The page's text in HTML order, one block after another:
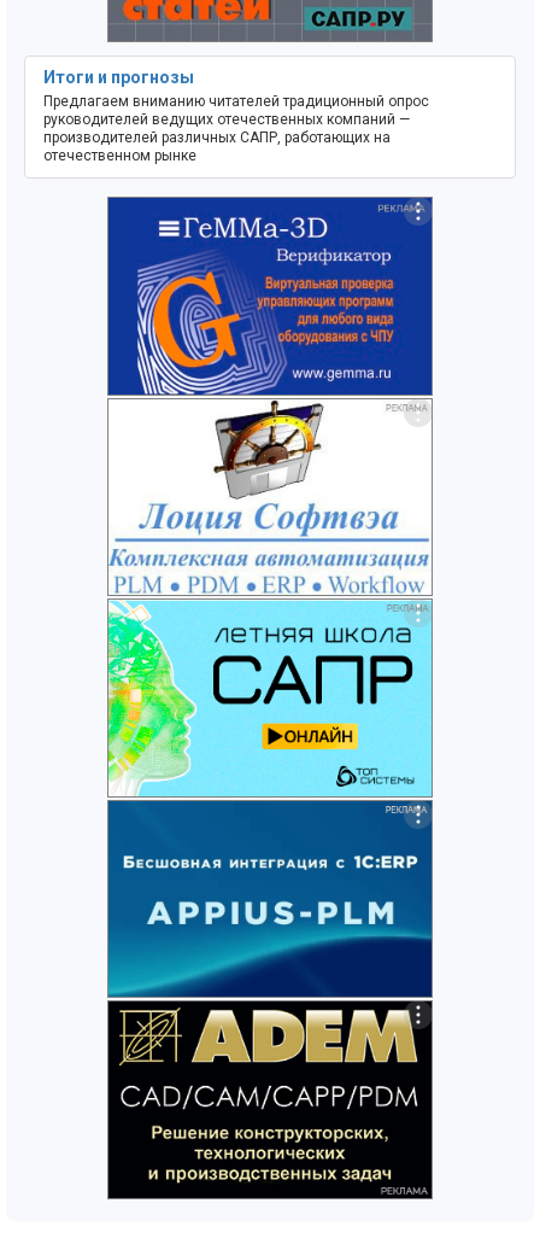
Итоги и прогнозы
Предлагаем вниманию читателей традиционный опрос
руководителей ведущих отечественных компаний —
производителей различных САПР, работающих на
отечественном рынке